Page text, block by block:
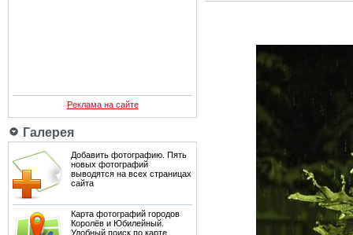
Реклама на сайте
Галерея
Добавить фотографию. Пять
новых фотографий
выводятся на всех страницах
сайта
Карта фотографий городов
Королёв и Юбилейный.
Удобный поиск по карте